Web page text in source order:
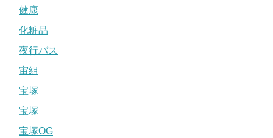
健康
化粧品
夜行バス
宙組
宝塚
宝塚
宝塚OG